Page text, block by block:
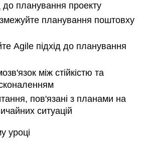
до планування проекту
планування поштовху
Agile підхід до планування
між стійкістю та
пов'язані з планами на
ситуацій
уроці